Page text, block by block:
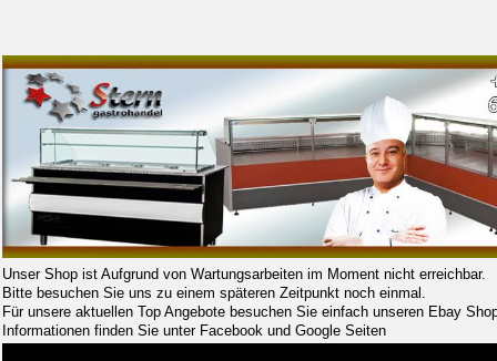
Unser Shop ist Aufgrund von Wartungsarbeiten im Moment nicht erreichbar.
Bitte besuchen Sie uns zu einem späteren Zeitpunkt noch einmal.
Für unsere aktuellen Top Angebote besuchen Sie einfach unseren Ebay
Informationen finden Sie unter Facebook und Google Seiten